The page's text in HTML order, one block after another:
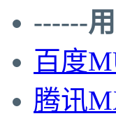
------
百度
腾讯